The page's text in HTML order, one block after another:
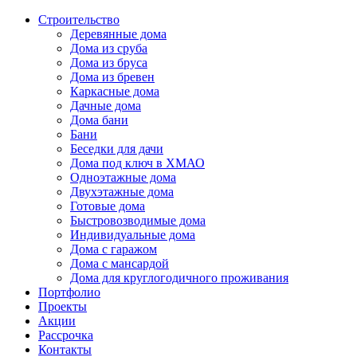
Строительство
Деревянные дома
Дома из сруба
Дома из бруса
Дома из бревен
Каркасные дома
Дачные дома
Дома бани
Бани
Беседки для дачи
Дома под ключ в ХМАО
Одноэтажные дома
Двухэтажные дома
Готовые дома
Быстровозводимые дома
Индивидуальные дома
Дома с гаражом
Дома с мансардой
Дома для круглогодичного проживания
Портфолио
Проекты
Акции
Рассрочка
Контакты